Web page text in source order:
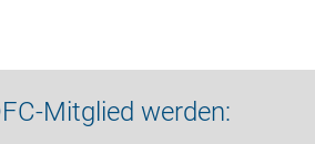
Mitglied werden: